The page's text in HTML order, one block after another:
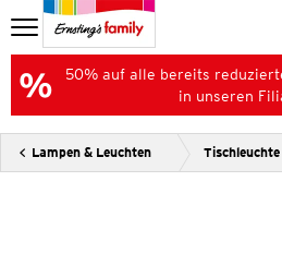
50% auf alle bereits
in unseren
Lampen & Leuchten Tischleuchte